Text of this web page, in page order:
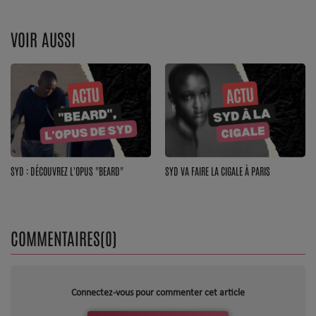
Wiki RnB
SOUL ADDICT RADIO
Grille des programmes
Titres diffusés
MY SOUL ADDICT
L'équipe Soul Addict
VOIR AUSSI
SYD : DÉCOUVREZ L'OPUS "BEARD" SYD VA FAIRE LA CIGALE À PARIS
COMMENTAIRES(0)
Connectez-vous pour commenter cet article